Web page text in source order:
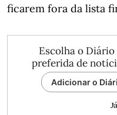
ficarem fora da lista
Escolha o
preferida de
Adicionar o